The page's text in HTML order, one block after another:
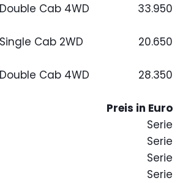
Cab 4WD
33.950
Cab 2WD
20.650
Cab 4WD
28.350
Preis in Euro
Serie
Serie
Serie
Serie